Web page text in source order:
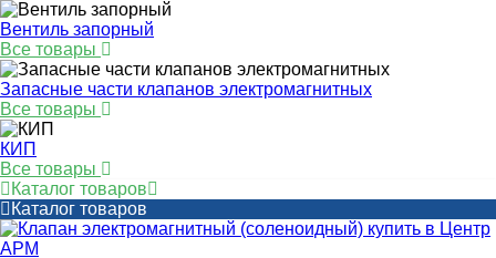
Вентиль запорный
Все товары
Запасные части клапанов электромагнитных
Все товары
КИП
Все товары
Каталог товаров
Каталог товаров